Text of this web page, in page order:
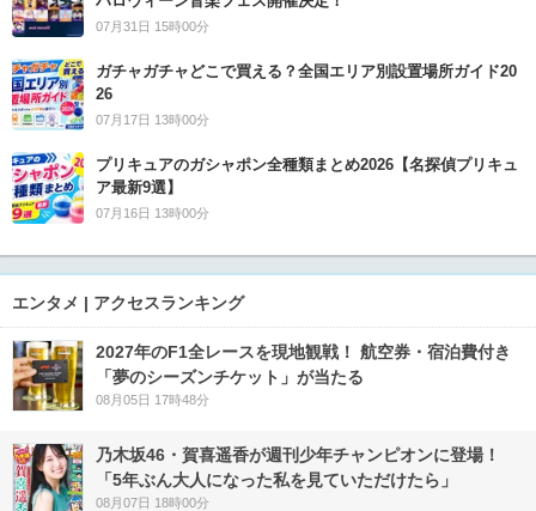
07月31日 15時00分
ガチャガチャどこで買える？全国エリア別設置場所ガイド20
26
07月17日 13時00分
プリキュアのガシャポン全種類まとめ2026【名探偵プリキュ
ア最新9選】
07月16日 13時00分
エンタメ | アクセスランキング
2027年のF1全レースを現地観戦！ 航空券・宿泊費付き
「夢のシーズンチケット」が当たる
08月05日 17時48分
乃木坂46・賀喜遥香が週刊少年チャンピオンに登場！
「5年ぶん大人になった私を見ていただけたら」
08月07日 18時00分